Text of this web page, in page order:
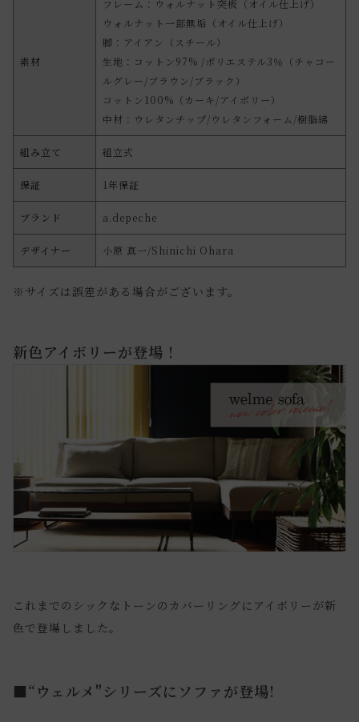
素材
フレーム：ウォルナット突板（オイル仕上げ）
ウォルナット一部無垢（オイル仕上げ）
脚：アイアン（スチール）
生地：コットン97% /ポリエステル3％（チャコー
ルグレー/ブラウン/ブラック）
コットン100%（カーキ/アイボリー）
中材：ウレタンチップ/ウレタンフォーム/樹脂綿
組み立て 組立式
保証 1年保証
ブランド a.depeche
デザイナー 小原 真一/Shinichi Ohara
※サイズは誤差がある場合がございます。
新色アイボリーが登場！
これまでのシックなトーンのカバーリングにアイボリーが新
色で登場しました。
■“ウェルメ"シリーズにソファが登場!